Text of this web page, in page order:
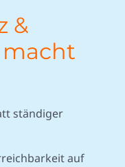
&
macht
ständiger
auf